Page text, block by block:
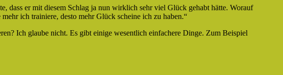
dass er mit diesem Schlag ja nun wirklich sehr viel Glück gehabt hätte. Worauf
ich trainiere, desto mehr Glück scheine ich zu haben.“
Ich glaube nicht. Es gibt einige wesentlich einfachere Dinge. Zum Beispiel